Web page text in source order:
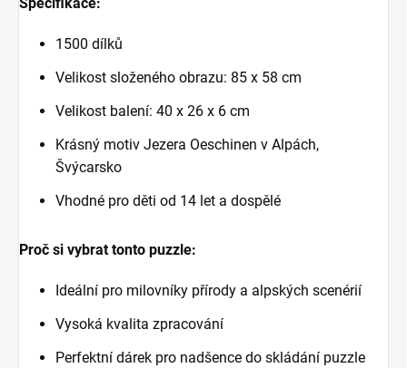
Specifikace:
1500 dílků
Velikost složeného obrazu: 85 x 58 cm
Velikost balení: 40 x 26 x 6 cm
Krásný motiv Jezera Oeschinen v Alpách,
Švýcarsko
Vhodné pro děti od 14 let a dospělé
Proč si vybrat tonto puzzle:
Ideální pro milovníky přírody a alpských scenérií
Vysoká kvalita zpracování
Perfektní dárek pro nadšence do skládání puzzle